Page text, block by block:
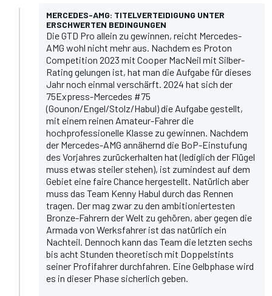
MERCEDES-AMG: TITELVERTEIDIGUNG UNTER
ERSCHWERTEN BEDINGUNGEN
Die GTD Pro allein zu gewinnen, reicht Mercedes-
AMG wohl nicht mehr aus. Nachdem es Proton
Competition 2023 mit Cooper MacNeil mit Silber-
Rating gelungen ist, hat man die Aufgabe für dieses
Jahr noch einmal verschärft. 2024 hat sich der
75Express-Mercedes #75
(Gounon/Engel/Stolz/Habul) die Aufgabe gestellt,
mit einem reinen Amateur-Fahrer die
hochprofessionelle Klasse zu gewinnen. Nachdem
der Mercedes-AMG annähernd die BoP-Einstufung
des Vorjahres zurückerhalten hat (lediglich der Flügel
muss etwas steiler stehen), ist zumindest auf dem
Gebiet eine faire Chance hergestellt. Natürlich aber
muss das Team Kenny Habul durch das Rennen
tragen. Der mag zwar zu den ambitioniertesten
Bronze-Fahrern der Welt zu gehören, aber gegen die
Armada von Werksfahrer ist das natürlich ein
Nachteil. Dennoch kann das Team die letzten sechs
bis acht Stunden theoretisch mit Doppelstints
seiner Profifahrer durchfahren. Eine Gelbphase wird
es in dieser Phase sicherlich geben.